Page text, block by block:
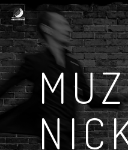
Skip
to
main
content